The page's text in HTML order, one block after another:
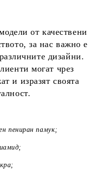
от качествени
за нас важно е
дизайни.
могат чрез
и изразят своята
пениран памук;